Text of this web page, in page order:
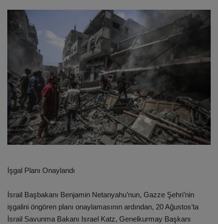
ULUSLARARASI
SAĞLIK VE YAŞAM TARZI
YEMEK
SPOR
SEYAHAT
EĞİTİM
GALERİ
VİDEO
İşgal Planı Onaylandı
İsrail Başbakanı Benjamin Netanyahu’nun, Gazze Şehri’nin
işgalini öngören planı onaylamasının ardından, 20 Ağustos’ta
İsrail Savunma Bakanı Israel Katz, Genelkurmay Başkanı